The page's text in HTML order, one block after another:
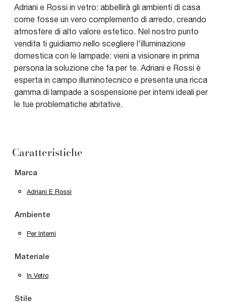
Adriani e Rossi in vetro: abbellirà gli ambienti di casa
come fosse un vero complemento di arredo, creando
atmosfere di alto valore estetico. Nel nostro punto
vendita ti guidiamo nello scegliere l'illuminazione
domestica con le lampade: vieni a visionare in prima
persona la soluzione che fa per te. Adriani e Rossi è
esperta in campo illuminotecnico e presenta una ricca
gamma di lampade a sospensione per interni ideali per
le tue problematiche abitative.
Caratteristiche
Marca
Adriani E Rossi
Ambiente
Per Interni
Materiale
In Vetro
Stile